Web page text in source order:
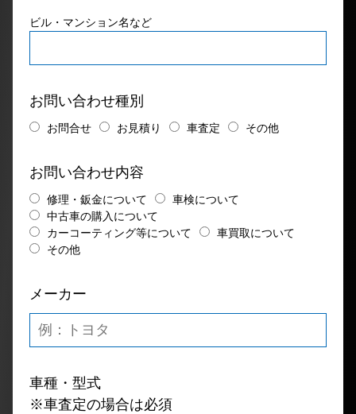
ビル・マンション名など
お問い合わせ種別
お問合せ お見積り 車査定 その他
お問い合わせ内容
修理・鈑金について
車検について
中古車の購入について
カーコーティング等について
車買取について
その他
メーカー
車種・型式
※車査定の場合は必須